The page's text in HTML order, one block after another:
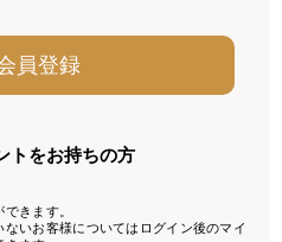
トをお持ちの方
きます。
いお客様についてはログイン後のマイ